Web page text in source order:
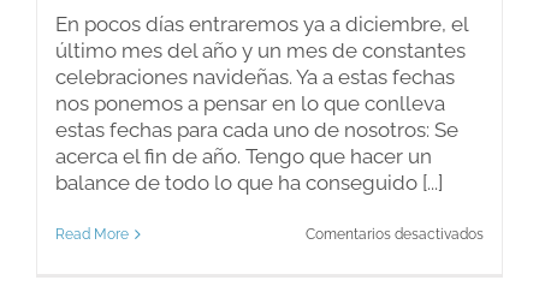
En pocos días entraremos ya a diciembre, el
último mes del año y un mes de constantes
celebraciones navideñas. Ya a estas fechas
nos ponemos a pensar en lo que conlleva
estas fechas para cada uno de nosotros: Se
acerca el fin de año. Tengo que hacer un
balance de todo lo que ha conseguido [...]
Read More Comentarios desactivadosen